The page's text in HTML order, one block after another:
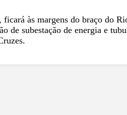
às margens do braço do
de subestação de energia e